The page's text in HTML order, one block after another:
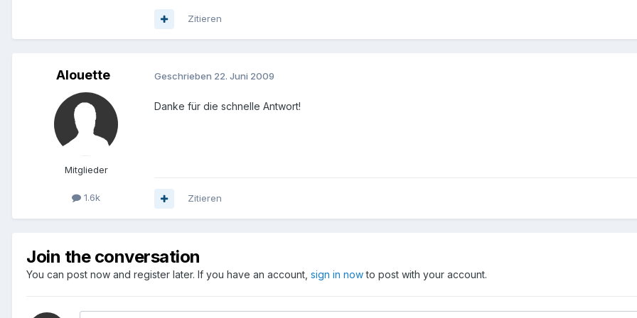
Zitieren
Alouette
Mitglieder
1.6k
Geschrieben 22. Juni 2009
Danke für die schnelle Antwort!
Zitieren
Join the conversation
You can post now and register later. If you have an account, sign in nowto post with your account.